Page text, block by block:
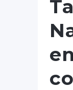
en